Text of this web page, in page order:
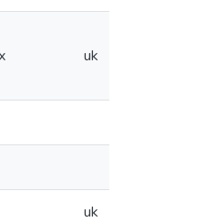
uk
uk